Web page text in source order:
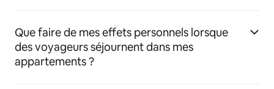
Que faire de mes effets personnels lorsque
des voyageurs séjournent dans mes
appartements ?